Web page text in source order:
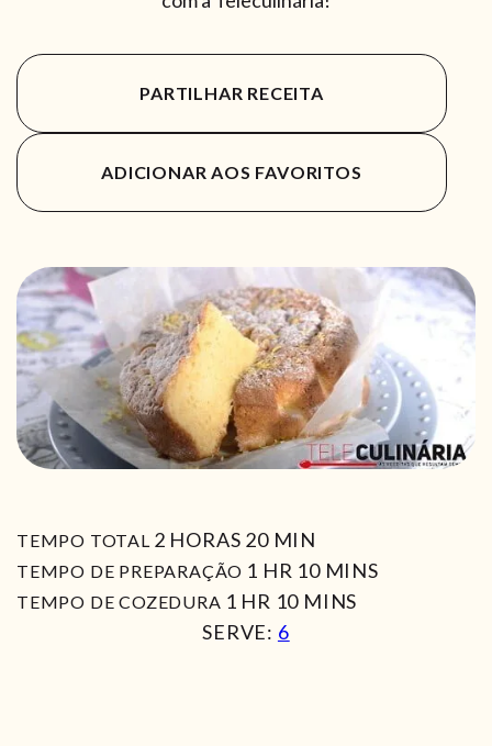
PARTILHAR RECEITA
ADICIONAR AOS FAVORITOS
TEMPO TOTAL 2HORAS
HORAS 20MIN
MIN
TEMPO DE PREPARAÇÃO 1 HORA
HR 10MIN
MINS
TEMPO DE COZEDURA 1 HORA
HR 10MIN
MINS
SERVE: 6